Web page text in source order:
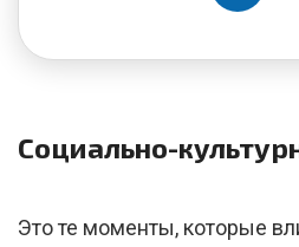
Социально-
Это те моменты, которые